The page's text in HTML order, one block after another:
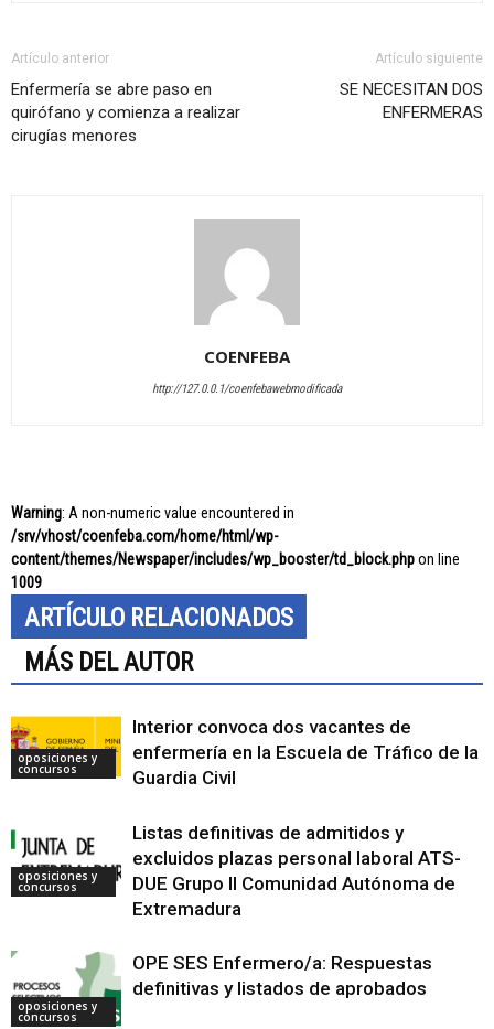
Artículo anterior
Enfermería se abre paso en
quirófano y comienza a realizar
cirugías menores
Artículo siguiente
SE NECESITAN DOS
ENFERMERAS
COENFEBA
http://127.0.0.1/coenfebawebmodificada
Warning: A non-numeric value encountered in
/srv/vhost/coenfeba.com/home/html/wp-
content/themes/Newspaper/includes/wp_booster/td_block.phpon line
1009
ARTÍCULO RELACIONADOS
MÁS DEL AUTOR
oposiciones y
concursos
Interior convoca dos vacantes de
enfermería en la Escuela de Tráfico de la
Guardia Civil
oposiciones y
concursos
Listas definitivas de admitidos y
excluidos plazas personal laboral ATS-
DUE Grupo II Comunidad Autónoma de
Extremadura
oposiciones y
concursos
OPE SES Enfermero/a: Respuestas
definitivas y listados de aprobados